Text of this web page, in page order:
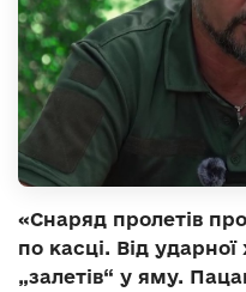
«Снаряд пролетів
по касці. Від
„залетів“ у яму.